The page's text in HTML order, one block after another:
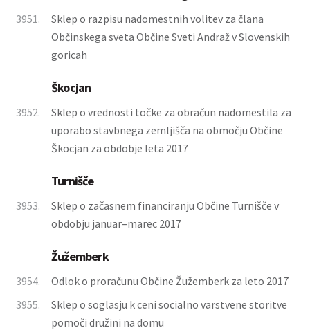
3951.
Sklep o razpisu nadomestnih volitev za člana
Občinskega sveta Občine Sveti Andraž v Slovenskih
goricah
Škocjan
3952.
Sklep o vrednosti točke za obračun nadomestila za
uporabo stavbnega zemljišča na območju Občine
Škocjan za obdobje leta 2017
Turnišče
3953.
Sklep o začasnem financiranju Občine Turnišče v
obdobju januar–marec 2017
Žužemberk
3954.
Odlok o proračunu Občine Žužemberk za leto 2017
3955.
Sklep o soglasju k ceni socialno varstvene storitve
pomoči družini na domu